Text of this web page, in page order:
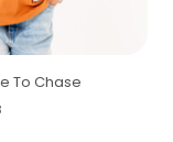
To Chase